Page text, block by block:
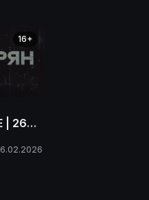
16+
| 26